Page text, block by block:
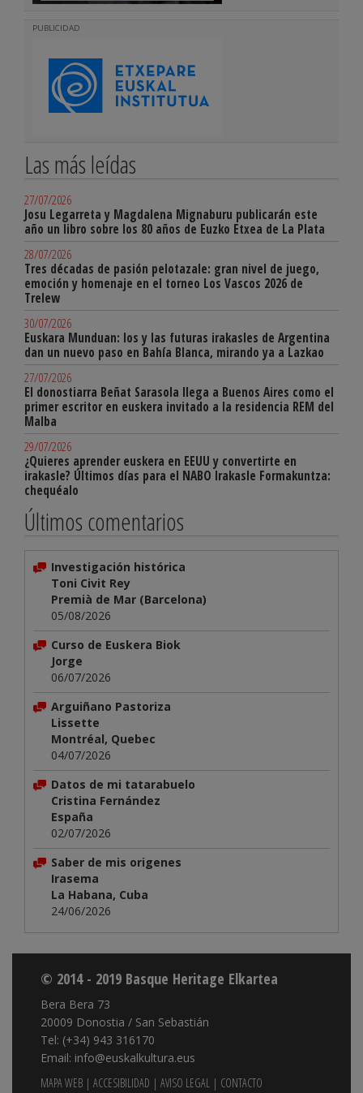
PUBLICIDAD
Las más leídas
27/07/2026
Josu Legarreta y Magdalena Mignaburu publicarán este
año un libro sobre los 80 años de Euzko Etxea de La Plata
28/07/2026
Tres décadas de pasión pelotazale: gran nivel de juego,
emoción y homenaje en el torneo Los Vascos 2026 de
Trelew
30/07/2026
Euskara Munduan: los y las futuras irakasles de Argentina
dan un nuevo paso en Bahía Blanca, mirando ya a Lazkao
27/07/2026
El donostiarra Beñat Sarasola llega a Buenos Aires como el
primer escritor en euskera invitado a la residencia REM del
Malba
29/07/2026
¿Quieres aprender euskera en EEUU y convertirte en
irakasle? Últimos días para el NABO Irakasle Formakuntza:
chequéalo
Últimos comentarios
Investigación histórica
Toni Civit Rey
Premià de Mar (Barcelona)
05/08/2026
Curso de Euskera Biok
Jorge
06/07/2026
Arguiñano Pastoriza
Lissette
Montréal, Quebec
04/07/2026
Datos de mi tatarabuelo
Cristina Fernández
España
02/07/2026
Saber de mis origenes
Irasema
La Habana, Cuba
24/06/2026
© 2014 - 2019 Basque Heritage Elkartea
Bera Bera 73
20009 Donostia / San Sebastián
Tel: (+34) 943 316170
Email: info@euskalkultura.eus
MAPA WEB | ACCESIBILIDAD | AVISO LEGAL | CONTACTO